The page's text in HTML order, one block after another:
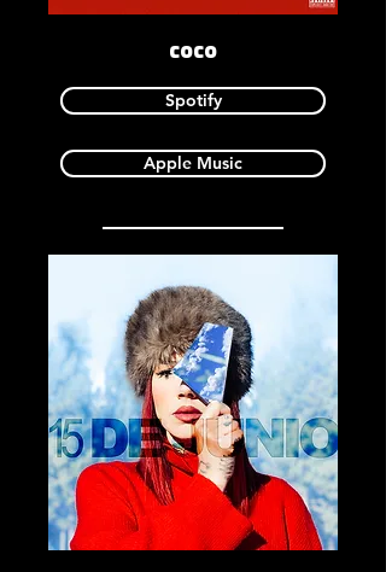
COCO
Spotify
Apple Music